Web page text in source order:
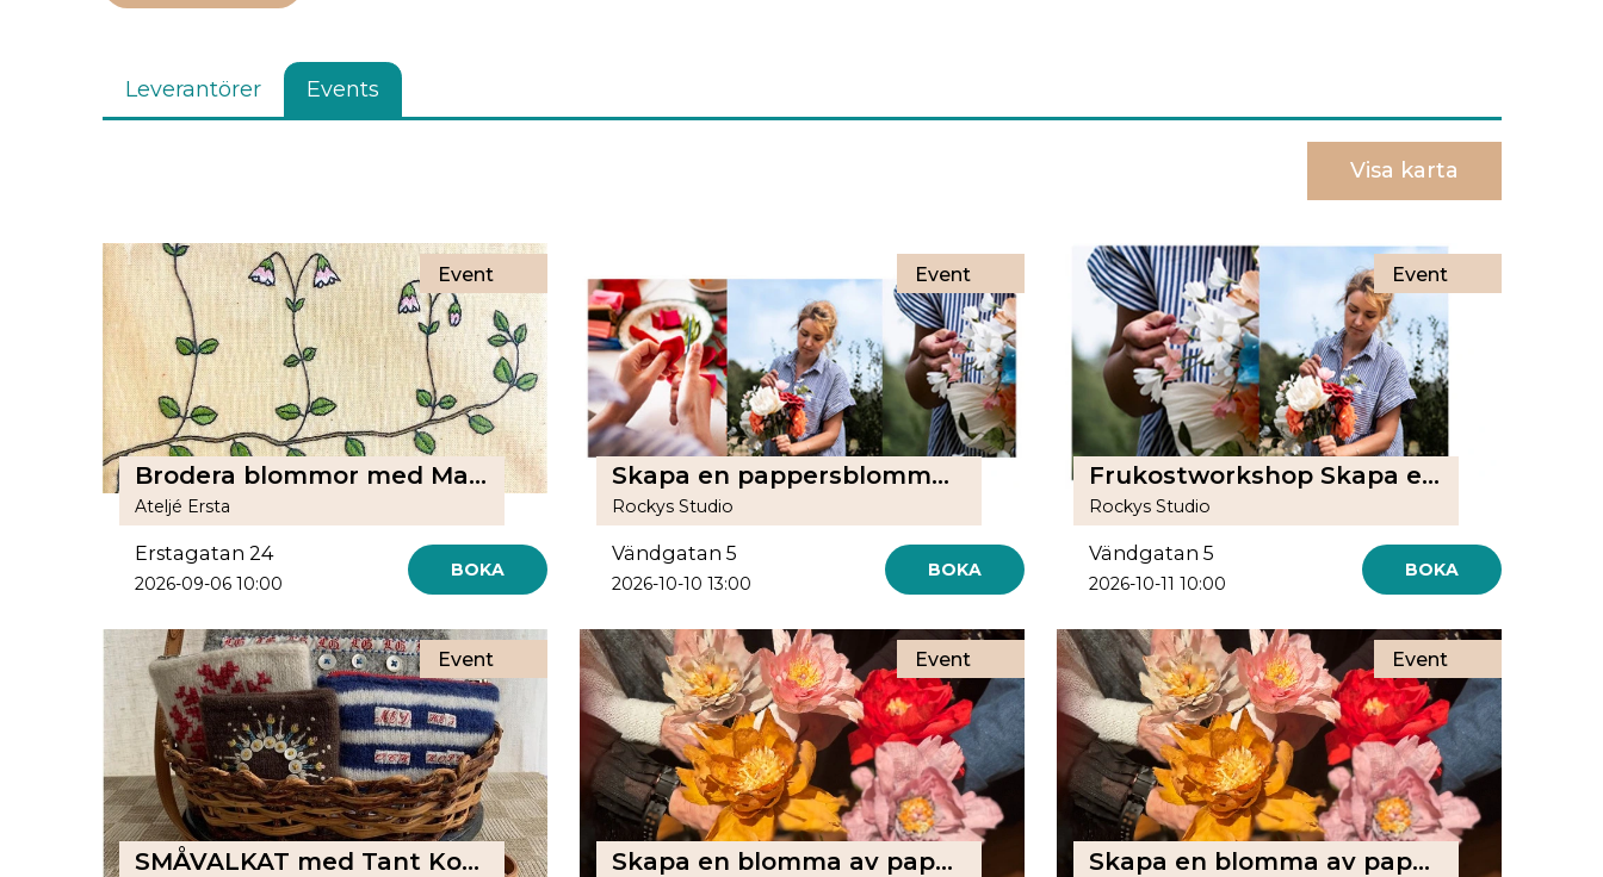
Leverantörer Events
Visa karta
Event
Brodera blommor med Maja Stjärna
Ateljé Ersta
Erstagatan 24
2026-09-06 10:00
BOKA
Event
Skapa en pappersblomma med Blommanstark
Rockys Studio
Vändgatan 5
2026-10-10 13:00
BOKA
Event
Frukostworkshop Skapa en papperblomma med Blommanstark!
Rockys Studio
Vändgatan 5
2026-10-11 10:00
BOKA
Event
SMÅVALKAT med Tant Kofta - Lotta Blom-tantkofta
Event
Skapa en blomma av papper
Event
Skapa en blomma av papper